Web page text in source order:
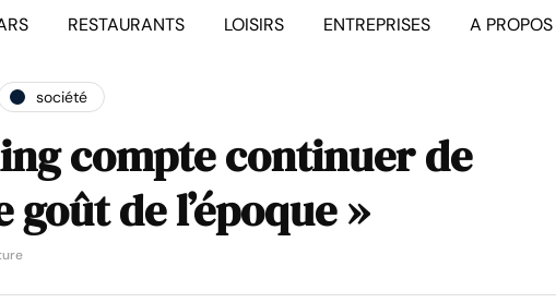
RESTAURANTS LOISIRS ENTREPRISES A PROPOS
société
compte continuer de
goût de l’époque »